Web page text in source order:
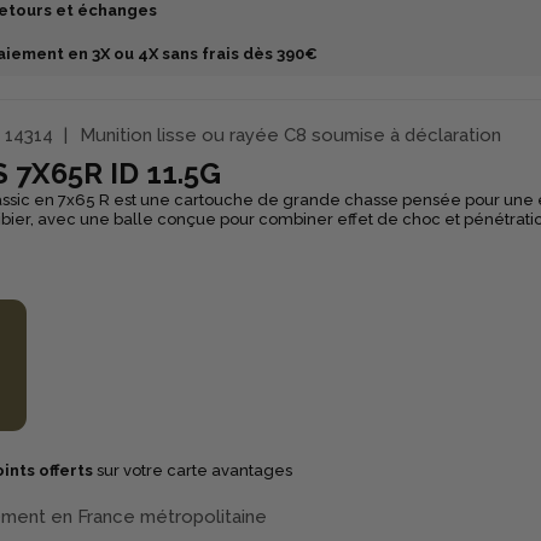
et échanges
en 3X ou 4X sans frais dès 390€
14314 Munition lisse ou rayée C8 soumise à déclaration
7X65R ID 11.5G
en 7x65 R est une cartouche de grande chasse pensée pour une
avec une balle conçue pour combiner effet de choc et
des armes basculantes, elle apporte une réponse fiable et
plus dur qui assure la tenue et la profondeur de pénétration. Son
et son arrière boat-tail participent à la stabilité de trajectoire et à
un intérêt “polyvalent” lorsque l’on recherche un projectile au
positionne notamment avec une orientation battue, tout en restant
offerts sur votre carte avantages
en France métropolitaine